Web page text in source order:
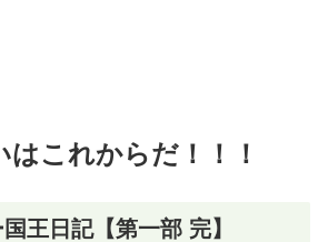
はこれからだ ！！！
王日記【第一部 完】